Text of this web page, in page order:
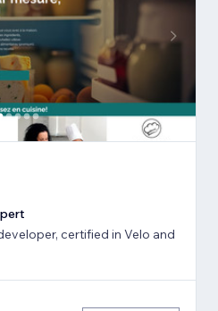
certified in Velo and